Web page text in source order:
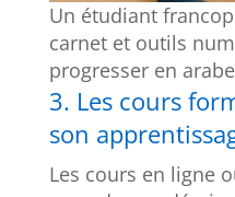
Un étudiant
carnet et outils
progresser en
3. Les cours
son
Les cours en ligne